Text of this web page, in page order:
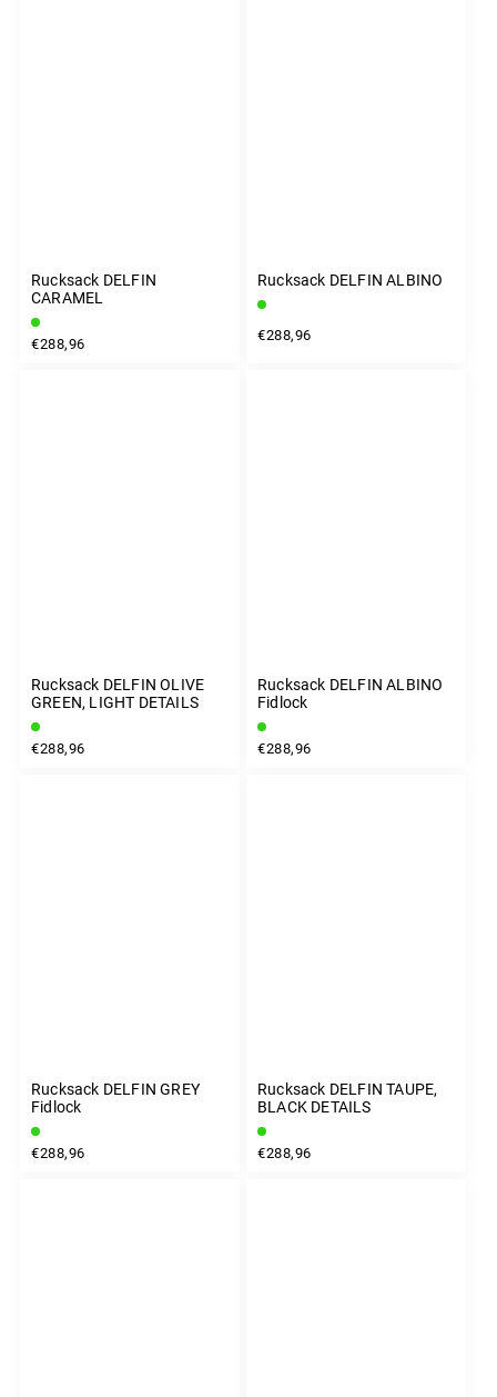
Rucksack DELFIN
CARAMEL
€288,96
Rucksack DELFIN ALBINO
€288,96
Rucksack DELFIN OLIVE
GREEN, LIGHT DETAILS
€288,96
Rucksack DELFIN ALBINO
Fidlock
€288,96
Rucksack DELFIN GREY
Fidlock
€288,96
Rucksack DELFIN TAUPE,
BLACK DETAILS
€288,96